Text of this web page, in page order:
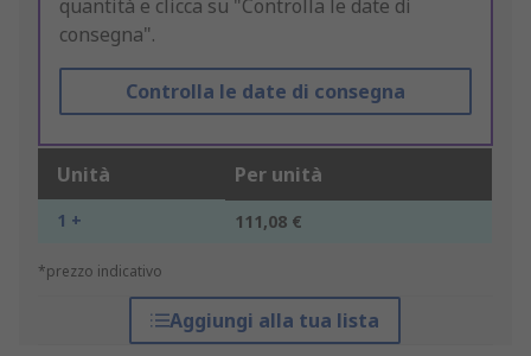
quantità e clicca su "Controlla le date di
consegna".
Controlla le date di consegna
Unità Per unità
1 + 111,08 €
*prezzo indicativo
Aggiungi alla tua lista